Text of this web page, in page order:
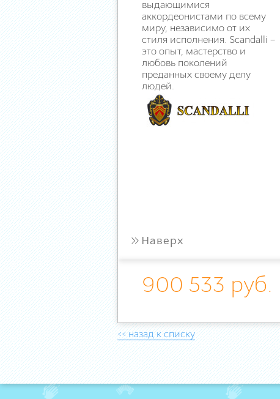
выдающимися
аккордеонистами по всему
миру, независимо от их
стиля исполнения. Scandalli –
это опыт, мастерство и
любовь поколений
преданных своему делу
людей.
» Наверх
900 533 руб.
<< назад к списку